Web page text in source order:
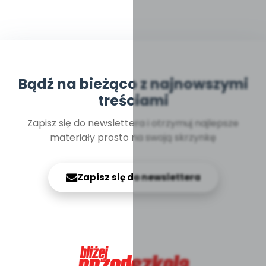
Bądź na bieżąco z najnowszymi
treściami
Zapisz się do newslettera i otrzymuj najlepsze
materiały prosto na swoją skrzynkę
Zapisz się do newslettera